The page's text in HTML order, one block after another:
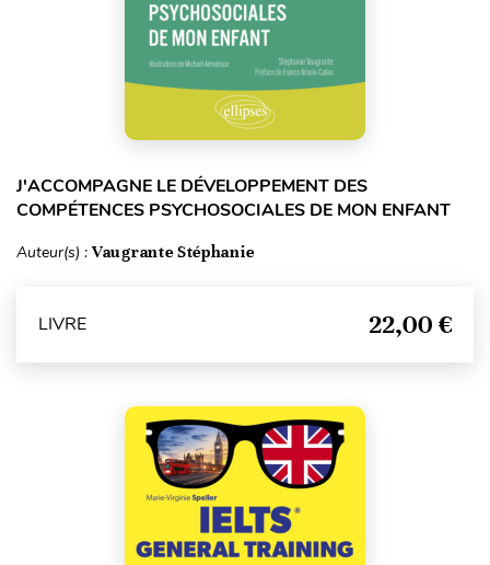
J'ACCOMPAGNE LE DÉVELOPPEMENT DES
COMPÉTENCES PSYCHOSOCIALES DE MON ENFANT
Auteur(s) : Vaugrante Stéphanie
LIVRE 22,00 €